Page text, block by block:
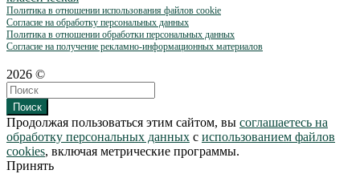
Политика в отношении использования файлов cookie
Согласие на обработку персональных данных
Политика в отношении обработки персональных данных
Согласие на получение рекламно-информационных материалов
2026 ©
Поиск
Продолжая пользоваться этим сайтом, вы соглашаетесь на
обработку персональных данных с использованием файлов
cookies, включая метрические программы.
Принять